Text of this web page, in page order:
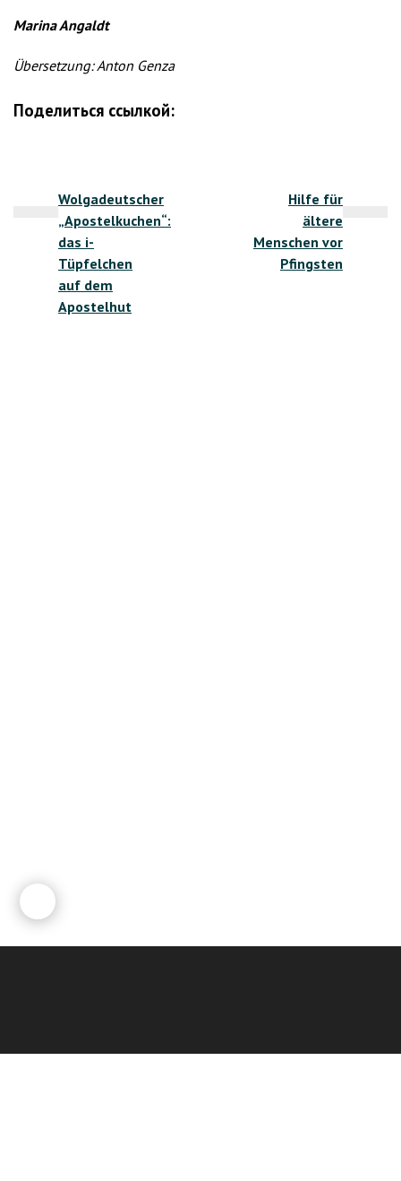
Marina Angaldt
Übersetzung: Anton Genza
Поделиться ссылкой:
Wolgadeutscher
„Apostelkuchen“:
das i-
Tüpfelchen
auf dem
Apostelhut
Hilfe für
ältere
Menschen vor
Pfingsten